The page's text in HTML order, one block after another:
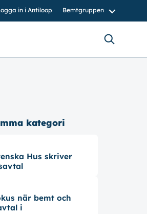
in i Antiloop Bemtgruppen
kategori
Hus skriver
när bemt och
i